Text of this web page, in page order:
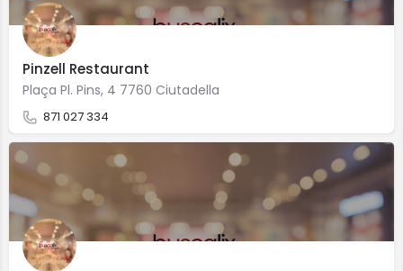
Pinzell Restaurant
Plaça Pl. Pins, 4 7760 Ciutadella
871 027 334